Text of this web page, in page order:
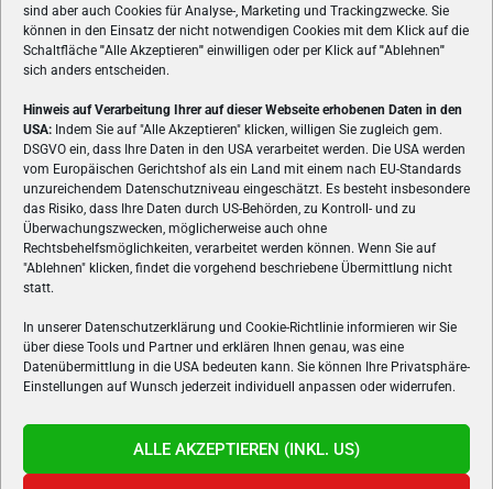
sind aber auch Cookies für Analyse-, Marketing und Trackingzwecke. Sie
können in den Einsatz der nicht notwendigen Cookies mit dem Klick auf die
Schaltfläche "Alle Akzeptieren" einwilligen oder per Klick auf"Ablehnen"
sich anders entscheiden.
Hinweis auf Verarbeitung Ihrer auf dieser Webseite erhobenen Daten in den
USA: Indem Sie auf "Alle Akzeptieren" klicken, willigen Sie zugleich gem.
DSGVO ein, dass Ihre Daten in den USA verarbeitet werden. Die USA werden
vom Europäischen Gerichtshof als ein Land mit einem nach EU-Standards
unzureichendem Datenschutzniveau eingeschätzt. Es besteht insbesondere
das Risiko, dass Ihre Daten durch US-Behörden, zu Kontroll- und zu
Überwachungszwecken, möglicherweise auch ohne
Rechtsbehelfsmöglichkeiten, verarbeitet werden können. Wenn Sie auf
"Ablehnen" klicken, findet die vorgehend beschriebene Übermittlung nicht
statt.
In unserer Datenschutzerklärung und Cookie-Richtlinie informieren wir Sie
über diese Tools und Partner und erklären Ihnen genau, was eine
Datenübermittlung in die USA bedeuten kann. Sie können Ihre Privatsphäre-
Einstellungen auf Wunsch jederzeit individuell anpassen oder widerrufen.
ALLE AKZEPTIEREN (INKL. US)
ÜBER UNS
VON GAMERN, FÜR GAMER! Gamers.at ist das älteste Online-
Spielemagazin Österreichs und bringt täglich aktuelle News,
Reviews und Videos zu PC- und Konsolenspielen, Gaming-
Hardware und aus der Welt des e-Sport's.
FOLGE UNS